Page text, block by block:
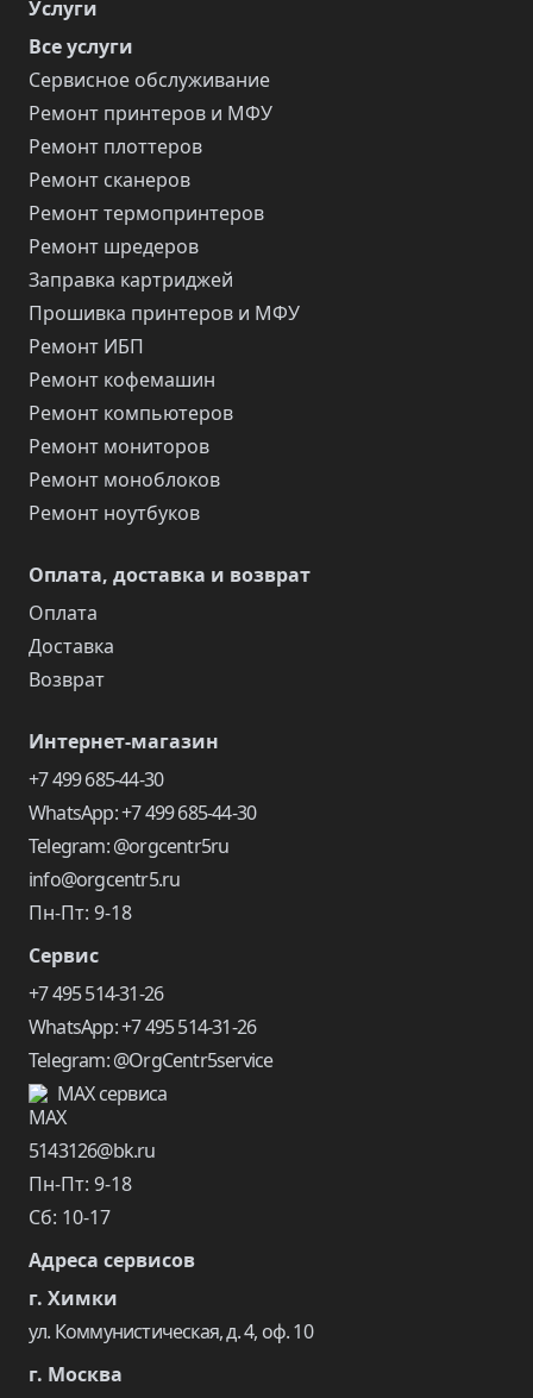
Услуги
Все услуги
Сервисное обслуживание
Ремонт принтеров и МФУ
Ремонт плоттеров
Ремонт сканеров
Ремонт термопринтеров
Ремонт шредеров
Заправка картриджей
Прошивка принтеров и МФУ
Ремонт ИБП
Ремонт кофемашин
Ремонт компьютеров
Ремонт мониторов
Ремонт моноблоков
Ремонт ноутбуков
Оплата, доставка и возврат
Оплата
Доставка
Возврат
Интернет-магазин
+7 499 685-44-30
WhatsApp: +7 499 685-44-30
Telegram: @orgcentr5ru
info@orgcentr5.ru
Пн-Пт: 9-18
Сервис
+7 495 514-31-26
WhatsApp: +7 495 514-31-26
Telegram: @OrgCentr5service
MAX сервиса
5143126@bk.ru
Пн-Пт: 9-18
Сб: 10-17
Адреса сервисов
г. Химки
ул. Коммунистическая, д. 4, оф. 10
г. Москва